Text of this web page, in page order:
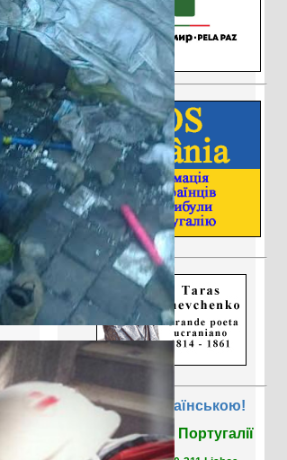
Читати Українською!
Бібліотека у Португалії